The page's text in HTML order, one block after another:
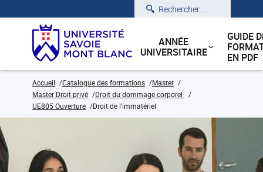
Rechercher
ANNÉE
UNIVERSITAIRE
GUIDE
EN PDF
Accueil Catalogue des formations
Master
Master Droit privé
Droit du dommage corporel
UE805 Ouverture
Droit de l'immatériel